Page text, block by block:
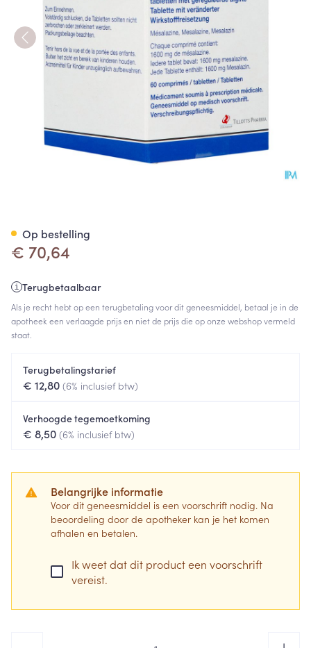
€ 70,64
Terugbetaalbaar
Als je recht hebt op een terugbetaling voor dit geneesmiddel, betaal je in de
apotheek een verlaagde prijs en niet de prijs die op onze webshop vermeld
staat.
Terugbetalingstarief
€ 12,80 (6% inclusief btw)
Verhoogde tegemoetkoming
€ 8,50 (6% inclusief btw)
Belangrijke informatie
Voor dit geneesmiddel is een voorschrift nodig. Na
beoordeling door de apotheker kan je het komen
afhalen en betalen.
Ik weet dat dit product een voorschrift
vereist.
Op bestelling